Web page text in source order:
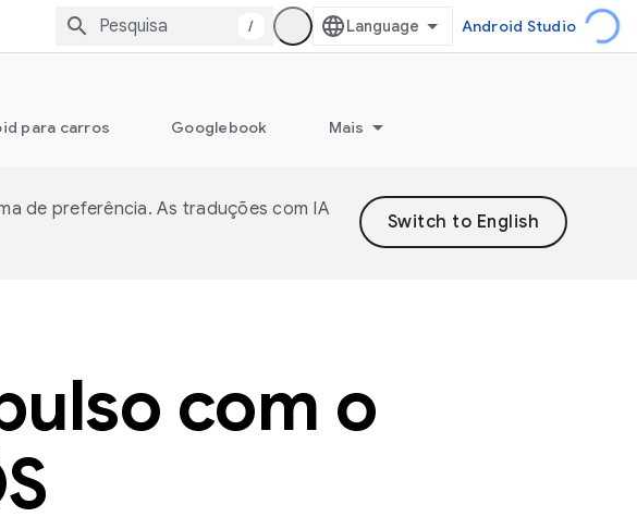
/ Android Studio
para carros Googlebook Mais
de preferência. As traduções com IA
com o